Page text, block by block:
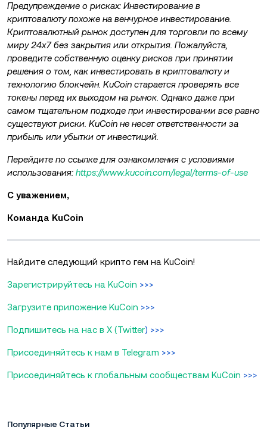
Предупреждение о рисках: Инвестирование в
криптовалюту похоже на венчурное инвестирование.
Криптовалютный рынок доступен для торговли по всему
миру 24x7 без закрытия или открытия. Пожалуйста,
проведите собственную оценку рисков при принятии
решения о том, как инвестировать в криптовалюту и
технологию блокчейн. KuCoin старается проверять все
токены перед их выходом на рынок. Однако даже при
самом тщательном подходе при инвестировании все равно
существуют риски. KuCoin не несет ответственности за
прибыль или убытки от инвестиций.
Перейдите по ссылке для ознакомления с условиями
использования: https://www.kucoin.com/legal/terms-of-use
С уважением,
Команда KuCoin
Найдите следующий крипто гем на KuCoin!
Зарегистрируйтесь на KuCoin >>>
Загрузите приложение KuCoin >>>
Подпишитесь на нас в X (Twitter) >>>
Присоединяйтесь к нам в Telegram >>>
Присоединяйтесь к глобальным сообществам KuCoin >>>
Популярные Статьи